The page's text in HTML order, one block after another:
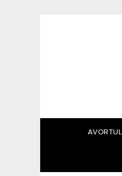
AVORTUL